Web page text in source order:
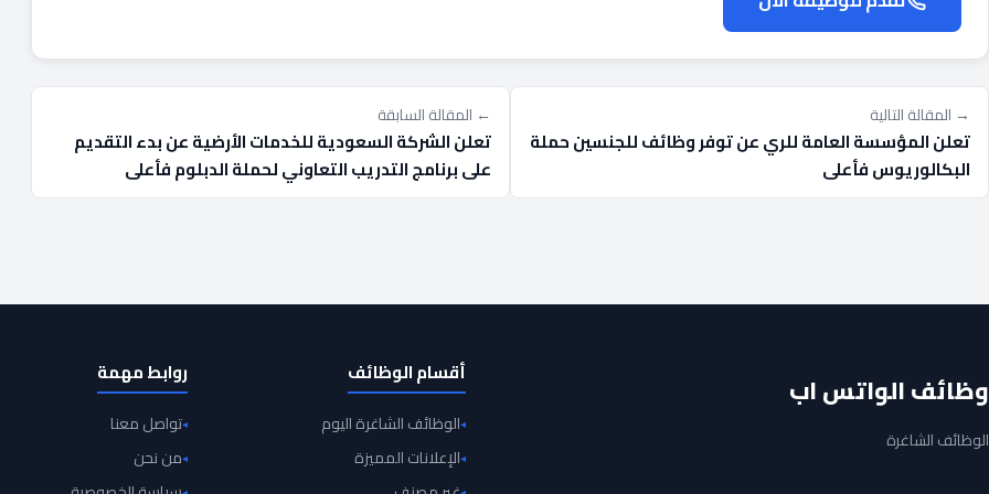
→ المقالة التالية
تعلن المؤسسة العامة للري عن توفر وظائف للجنسين حملة
البكالوريوس فأعلى
← المقالة السابقة
تعلن الشركة السعودية للخدمات الأرضية عن بدء التقديم
على برنامج التدريب التعاوني لحملة الدبلوم فأعلى
وظائف الواتس اب
الوظائف الشاغرة
أقسام الوظائف
الوظائف الشاغرة اليوم
الإعلانات المميزة
روابط مهمة
تواصل معنا
من نحن